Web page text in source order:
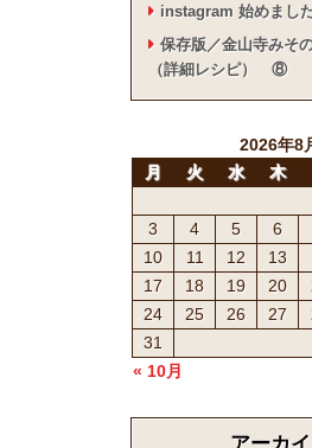
instagram 始めました
保存版／金山寺みそ
（詳細レシピ） ⑧
2026年8
月
火 水 木
« 10月
3
4 5 6
10
11 12 13
17
18 19 20
24
25 26 27
31
アーカ